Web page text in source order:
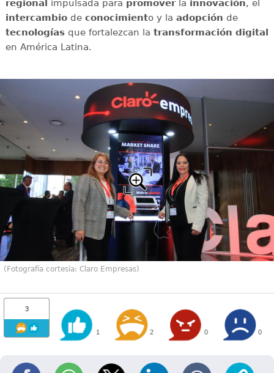
regional impulsada para promoverla innovación, el
intercambiode conocimiento y la adopción de
tecnologíasque fortalezcan la transformación digital
en América Latina.
(Fotografía cortesía: Claro Empresas)
3
1 2 0 0